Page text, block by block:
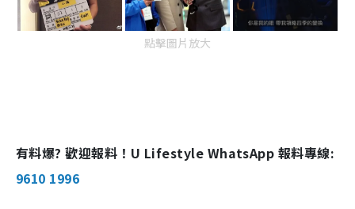
點擊圖片放大
有料爆? 歡迎報料！U Lifestyle WhatsApp 報料專線:
9610 1996